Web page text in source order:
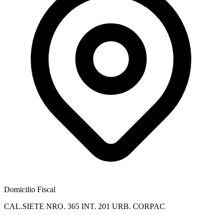
Domicilio Fiscal
CAL.SIETE NRO. 365 INT. 201 URB. CORPAC